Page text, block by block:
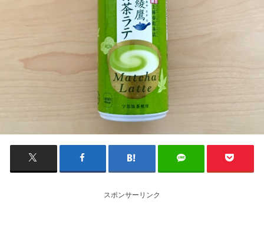
スポンサーリンク